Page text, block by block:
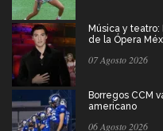
Música y
de la Ópera
07 Agosto 2026
Borregos CCM
americano
06 Agosto 2026